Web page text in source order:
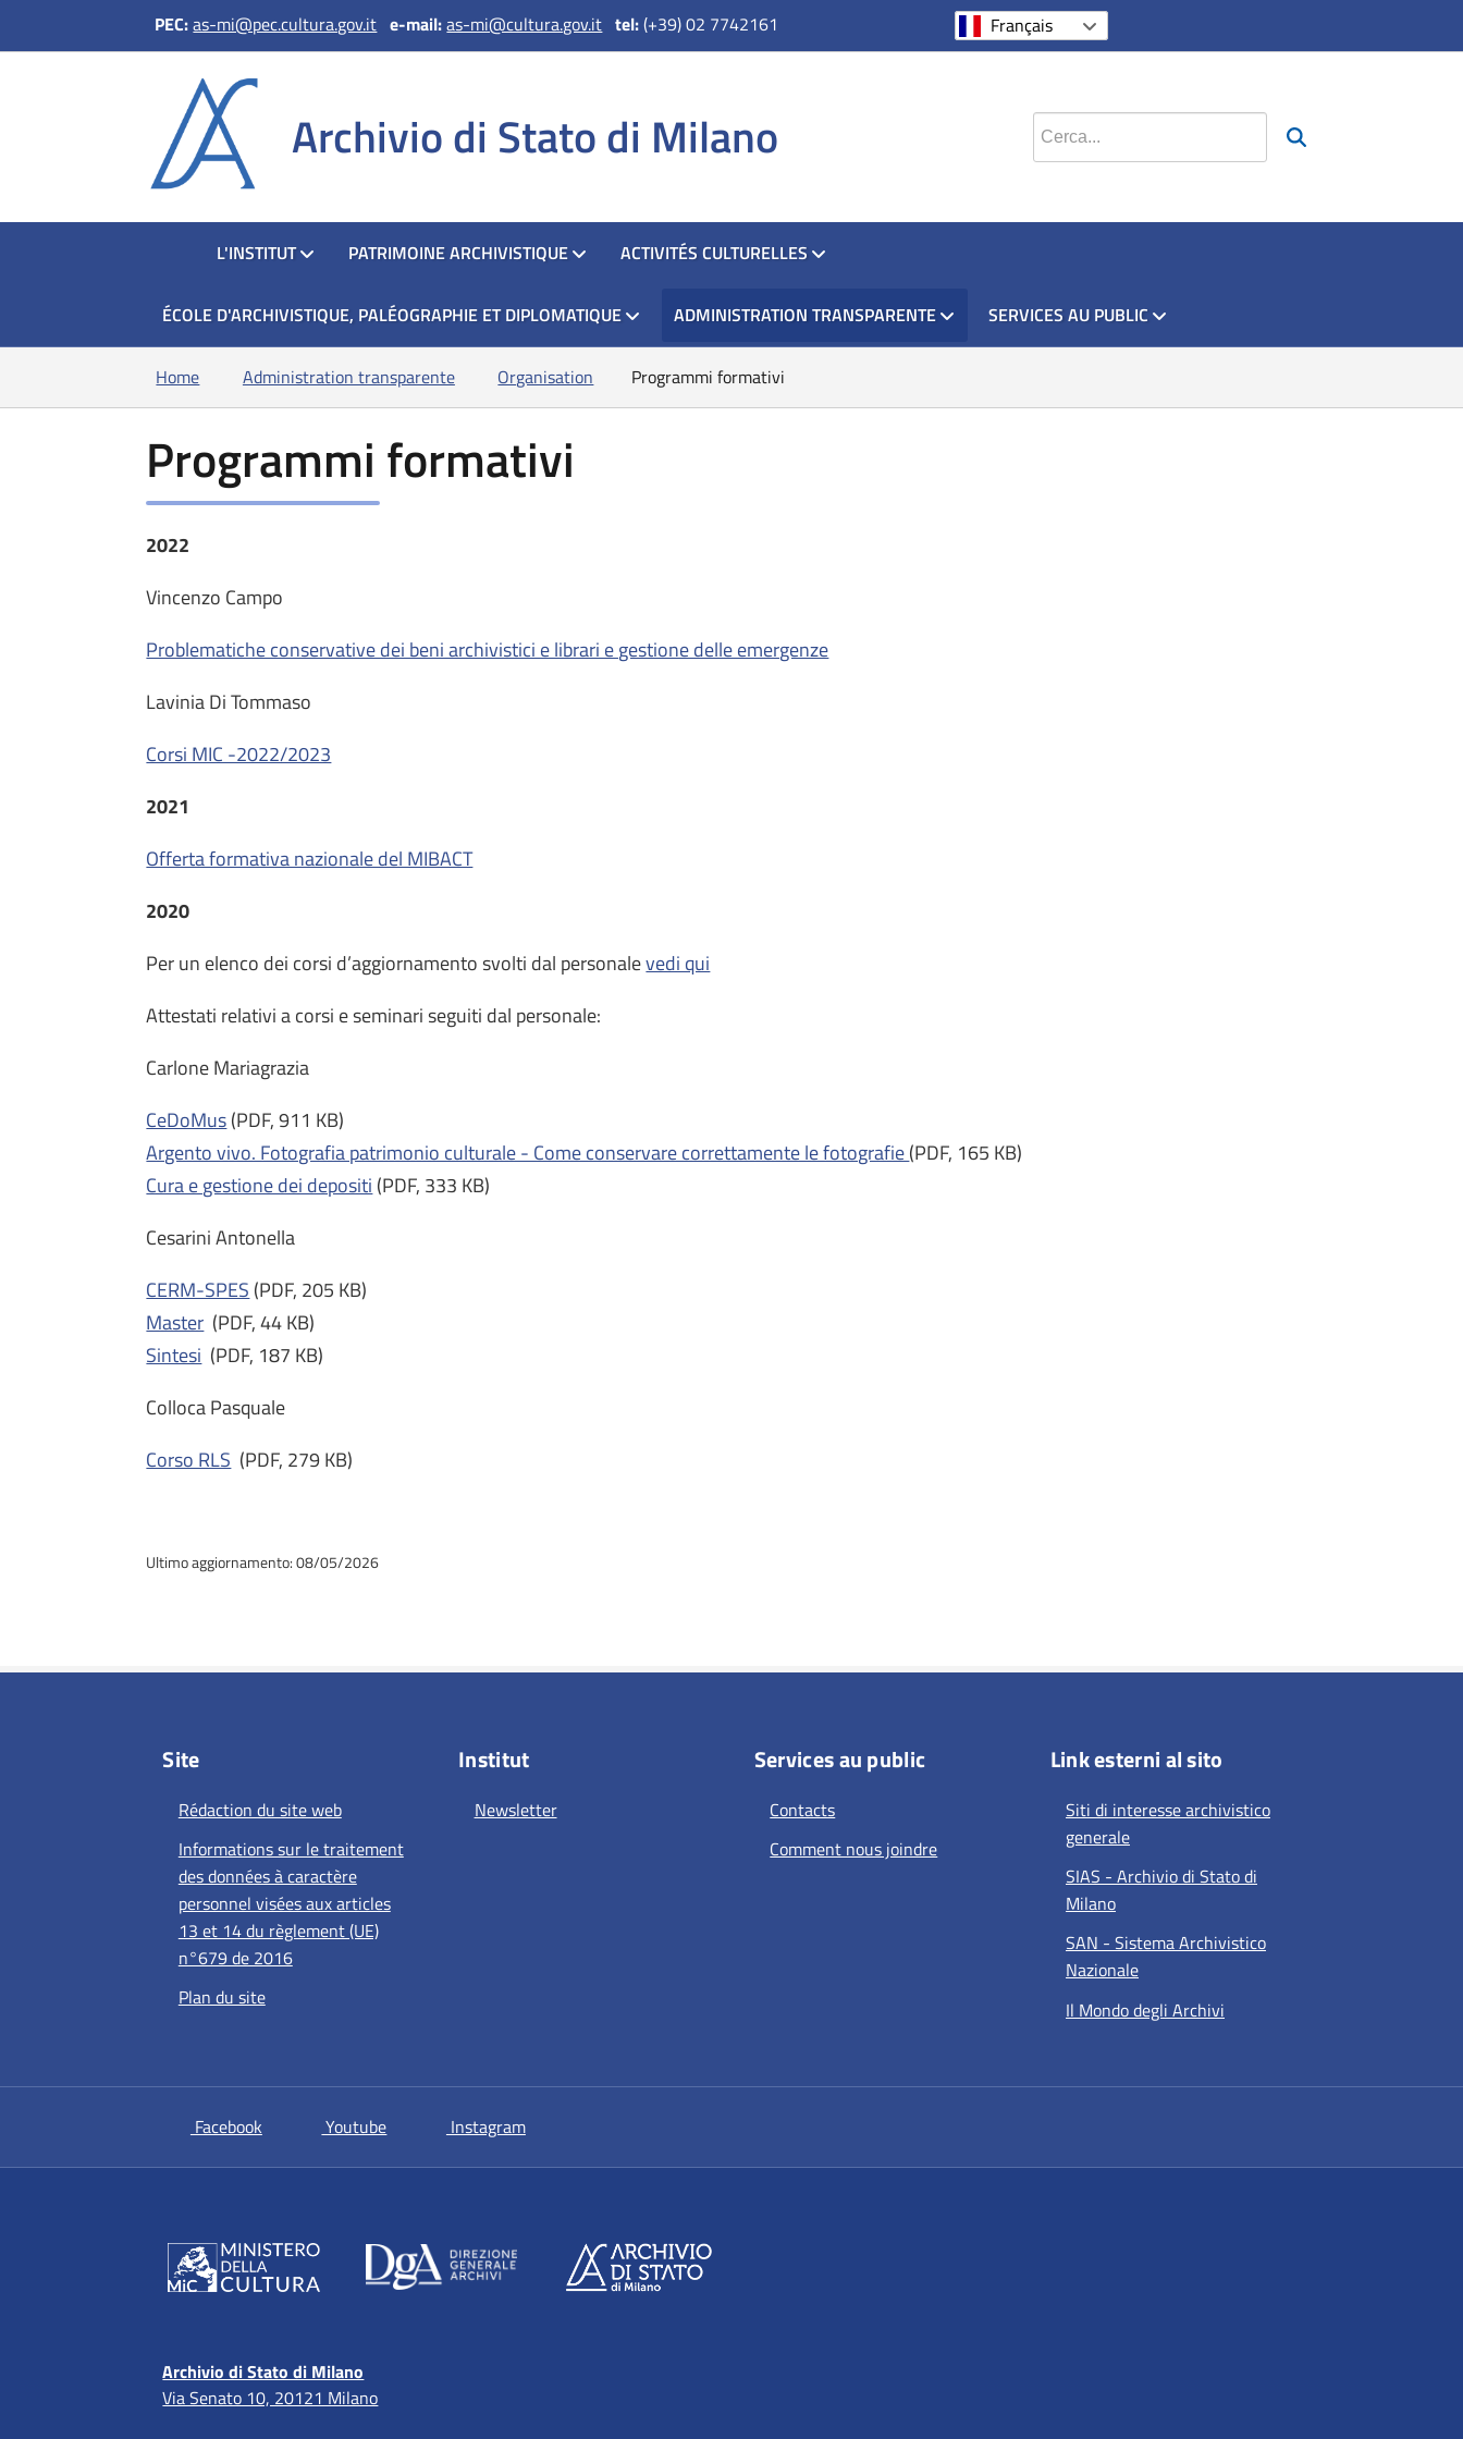
PEC:as-mi@pec.cultura.gov.it e-mail:as-mi@cultura.gov.it tel:(+39) 02 7742161 Français
Archivio di Stato di Milano
HOMEL'INSTITUT PATRIMOINE ARCHIVISTIQUE ACTIVITÉS CULTURELLES
ÉCOLE D'ARCHIVISTIQUE, PALÉOGRAPHIE ET DIPLOMATIQUE ADMINISTRATION TRANSPARENTE SERVICES AU PUBLIC
Home Administration transparente Organisation Programmi formativi
Programmi formativi
2022
Vincenzo Campo
Problematiche conservative dei beni archivistici e librari e gestione delle emergenze
Lavinia Di Tommaso
Corsi MIC -2022/2023
2021
Offerta formativa nazionale del MIBACT
2020
Per un elenco dei corsi d’aggiornamento svolti dal personalevedi qui
Attestati relativi a corsi e seminari seguiti dal personale:
Carlone Mariagrazia
CeDoMus(PDF, 911 KB)
Argento vivo. Fotografia patrimonio culturale - Come conservare correttamente le fotografie(PDF, 165 KB)
Cura e gestione dei depositi (PDF, 333 KB)
Cesarini Antonella
CERM-SPES (PDF, 205 KB)
Master (PDF, 44 KB)
Sintesi (PDF, 187 KB)
Colloca Pasquale
Corso RLS (PDF, 279 KB)
Ultimo aggiornamento: 08/05/2026
Site
Rédaction du site web
Informations sur le traitement
des données à caractère
personnel visées aux articles
13 et 14 du règlement (UE)
n°679 de 2016
Plan du site
Institut
Newsletter
Services au public
Contacts
Comment nous joindre
Link esterni al sito
Siti di interesse archivistico
generale
SIAS - Archivio di Stato di
Milano
SAN - Sistema Archivistico
Nazionale
Il Mondo degli Archivi
Facebooksi apre in una nuova scheda
Youtubesi apre in una nuova scheda
Instagramsi apre in una nuova scheda
Archivio di Stato di Milano
Via Senato 10, 20121 Milano